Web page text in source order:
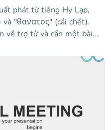
phát từ tiếng Hy Lạp,
"θανατος" (cái chết).
về trợ tử và cần một bài
nó được quản lý là gì, ai có
chủ đề này tạo ra. Các
trang trọng và được thiết
nổi bật và bảo vệ luận án